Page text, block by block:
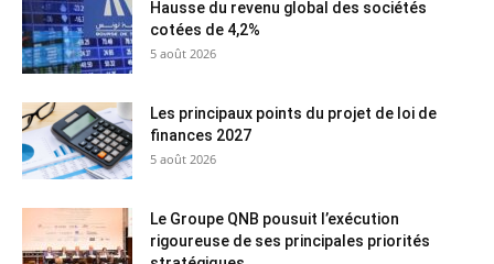
Hausse du revenu global des sociétés
cotées de 4,2%
5 août 2026
Les principaux points du projet de loi de
finances 2027
5 août 2026
Le Groupe QNB pousuit l’exécution
rigoureuse de ses principales priorités